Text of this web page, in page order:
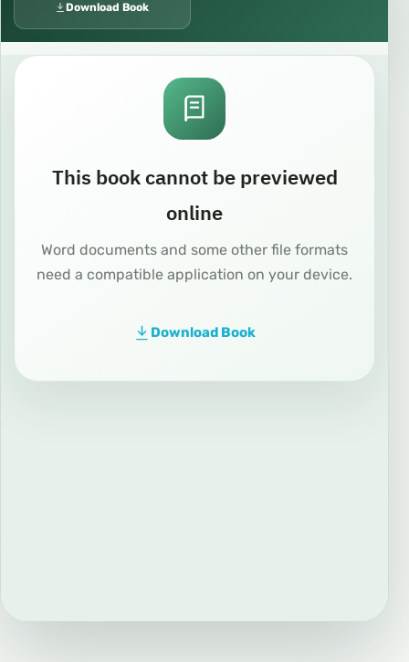
Download Book
This book cannot be previewed
online
Word documents and some other file formats
need a compatible application on your device.
Download Book